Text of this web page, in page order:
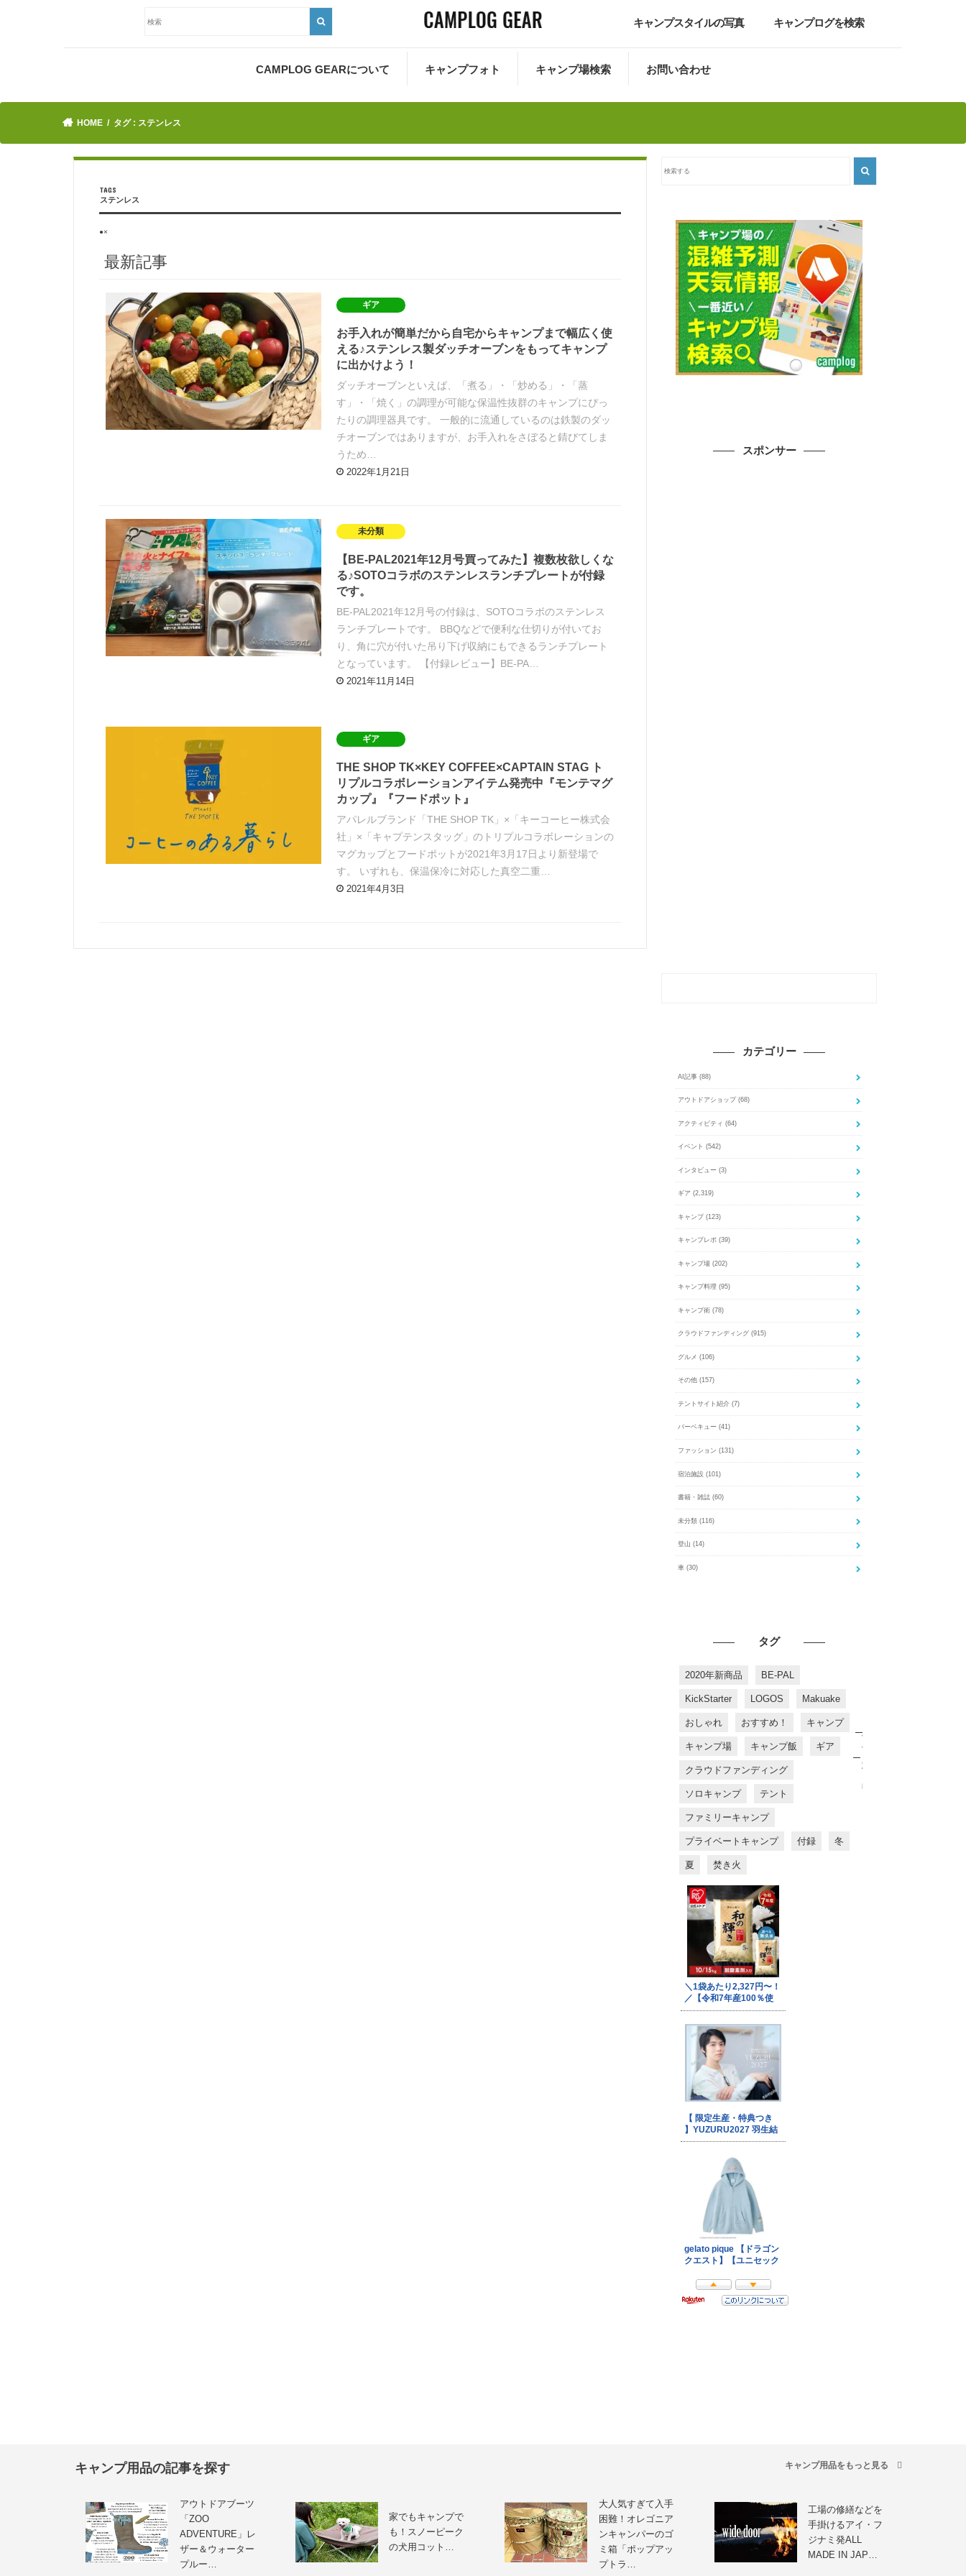
キャンプスタイルの写真 キャンプログを検索
CAMPLOG GEARについて キャンプフォト キャンプ場検索 お問い合わせ
HOME タグ : ステンレス
ステンレス
●×
最新記事
ギア
お手入れが簡単だから自宅からキャンプまで幅広く使
える♪ステンレス製ダッチオーブンをもってキャンプ
に出かけよう！
ダッチオーブンといえば、「煮る」・「炒める」・「蒸
す」・「焼く」の調理が可能な保温性抜群のキャンプにぴっ
たりの調理器具です。 一般的に流通しているのは鉄製のダッ
チオーブンではありますが、お手入れをさぼると錆びてしま
うため…
2022年1月21日
未分類
【BE-PAL2021年12月号買ってみた】複数枚欲しくな
る♪SOTOコラボのステンレスランチプレートが付録
です。
BE-PAL2021年12月号の付録は、SOTOコラボのステンレス
ランチプレートです。 BBQなどで便利な仕切りが付いてお
り、角に穴が付いた吊り下げ収納にもできるランチプレート
となっています。 【付録レビュー】BE-PA…
2021年11月14日
ギア
THE SHOP TK×KEY COFFEE×CAPTAIN STAG ト
リプルコラボレーションアイテム発売中『モンテマグ
カップ』『フードポット』
アパレルブランド「THE SHOP TK」×「キーコーヒー株式会
社」×「キャプテンスタッグ」のトリプルコラボレーションの
マグカップとフードポットが2021年3月17日より新登場で
す。 いずれも、保温保冷に対応した真空二重…
2021年4月3日
スポンサー
カテゴリー
AI記事 (88)
アウトドアショップ (68)
アクティビティ (64)
イベント (542)
インタビュー (3)
ギア (2,319)
キャンプ (123)
キャンプレポ (39)
キャンプ場 (202)
キャンプ料理 (95)
キャンプ術 (78)
クラウドファンディング (915)
グルメ (106)
その他 (157)
テントサイト紹介 (7)
バーベキュー (41)
ファッション (131)
宿泊施設 (101)
書籍・雑誌 (60)
未分類 (116)
登山 (14)
車 (30)
タグ
2020年新商品 BE-PAL
KickStarter LOGOS Makuake
おしゃれ おすすめ！ キャンプ
キャンプ場 キャンプ飯 ギア
クラウドファンディング
ソロキャンプ テント
ファミリーキャンプ
プライベートキャンプ 付録 冬
夏 焚き火
す
す
め
商
品
キャンプ用品の記事を探す キャンプ用品をもっと見る
アウトドアブーツ
「ZOO
ADVENTURE」レ
ザー＆ウォーター
プルー…
家でもキャンプで
も！スノーピーク
の犬用コット…
大人気すぎて入手
困難！オレゴニア
ンキャンパーのゴ
ミ箱「ポップアッ
プトラ…
工場の修繕などを
手掛けるアイ・フ
ジナミ発ALL
MADE IN JAP…